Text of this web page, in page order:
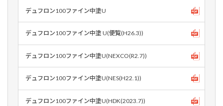
デュフロン100ファイン中塗U
デュフロン100ファイン中塗 U(便覧(H26.3))
デュフロン100ファイン中塗U(NEXCO(R2.7))
デュフロン100ファイン中塗U(NES(H22.1))
デュフロン100ファイン中塗U(HDK(2023.7))